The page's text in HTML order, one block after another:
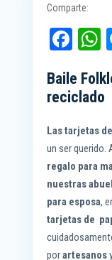
Comparte:
Fa
bo
ok A
Baile
reciclado
Las tarjetas
un ser querido.
regalo para
nuestras
para esposa,
tarjetas de
porartesanos